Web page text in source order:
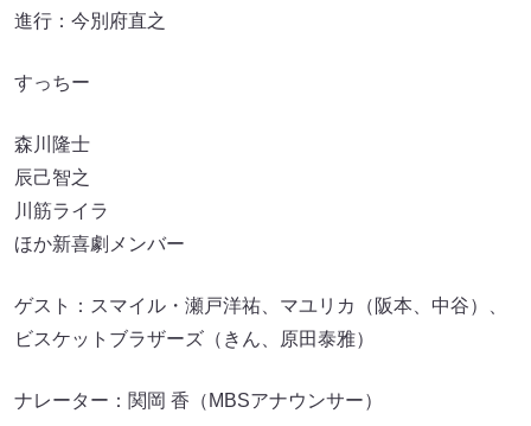
進行：今別府直之
すっちー
森川隆士
辰己智之
川筋ライラ
ほか新喜劇メンバー
ゲスト：スマイル・瀬戸洋祐、マユリカ（阪本、中谷）、
ビスケットブラザーズ（きん、原田泰雅）
ナレーター：関岡 香（MBSアナウンサー）